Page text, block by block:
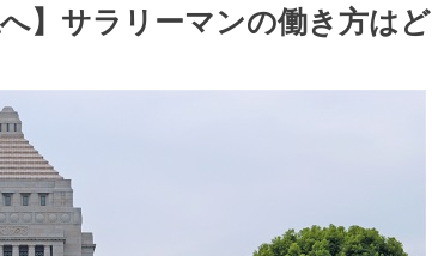
】サラリーマンの働き方はど